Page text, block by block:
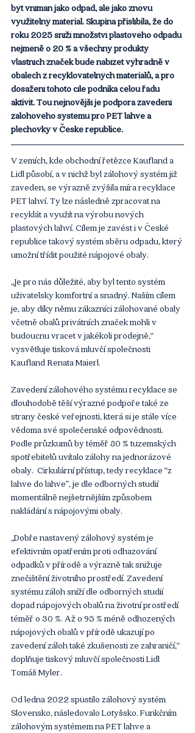
být vnímán jako odpad, ale jako znovu
využitelný materiál. Skupina přislíbila, že do
roku 2025 sníží množství plastového odpadu
nejméně o 20 % a všechny produkty
vlastních značek bude nabízet výhradně v
obalech z recyklovatelných materiálů, a pro
dosažení tohoto cíle podniká celou řadu
aktivit. Tou nejnovější je podpora zavedení
zálohového systému pro PET lahve a
plechovky v České republice.
V zemích, kde obchodní řetězce Kaufland a
Lidl působí, a v nichž byl zálohový systém již
zaveden, se výrazně zvýšila míra recyklace
PET lahví. Ty lze následně zpracovat na
recyklát a využít na výrobu nových
plastových lahví. Cílem je zavést i v České
republice takový systém sběru odpadu, který
umožní třídit použité nápojové obaly.
„Je pro nás důležité, aby byl tento systém
uživatelsky komfortní a snadný. Naším cílem
je, aby díky němu zákazníci zálohované obaly
včetně obalů privátních značek mohli v
budoucnu vracet v jakékoli prodejně,“
vysvětluje tisková mluvčí společnosti
Kaufland Renata Maierl.
Zavedení zálohového systému recyklace se
dlouhodobě těší výrazné podpoře také ze
strany české veřejnosti, která si je stále více
vědoma své společenské odpovědnosti.
Podle průzkumů by téměř 80 % tuzemských
spotřebitelů uvítalo zálohy na jednorázové
obaly.  Cirkulární přístup, tedy recyklace “z
lahve do lahve”, je dle odborných studií
momentálně nejšetrnějším způsobem
nakládání s nápojovými obaly.
„Dobře nastavený zálohový systém je
efektivním opatřením proti odhazování
odpadků v přírodě a výrazně tak snižuje
znečištění životního prostředí. Zavedení
systému záloh sníží dle odborných studií
dopad nápojových obalů na životní prostředí
téměř o 30 %. Až o 95 % méně odhozených
nápojových obalů v přírodě ukazují po
zavedení záloh také zkušenosti ze zahraničí,“
doplňuje tiskový mluvčí společnosti Lidl
Tomáš Myler.
Od ledna 2022 spustilo zálohový systém
Slovensko, následovalo Lotyšsko. Funkčním
zálohovým systémem na PET lahve a